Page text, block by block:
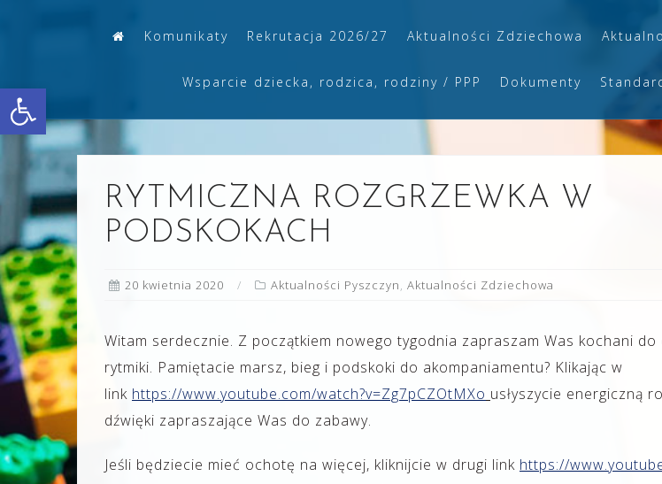
Otwórz pasek narzędzi
Komunikaty Rekrutacja 2026/27 Aktualności Zdziechowa
Wsparcie dziecka, rodzica, rodziny / PPP Dokumenty
RYTMICZNA ROZGRZEWKA W
PODSKOKACH
20 kwietnia 2020 Aktualności Pyszczyn, Aktualności Zdziechowa
Witam serdecznie. Z początkiem nowego tygodnia zapraszam Was kochani do
rytmiki. Pamiętacie marsz, bieg i podskoki do akompaniamentu? Klikając w
link https://www.youtube.com/watch?v=Zg7pCZOtMXo usłyszycie energiczną
dźwięki zapraszające Was do zabawy.
Jeśli będziecie mieć ochotę na więcej, kliknijcie w drugi link https://